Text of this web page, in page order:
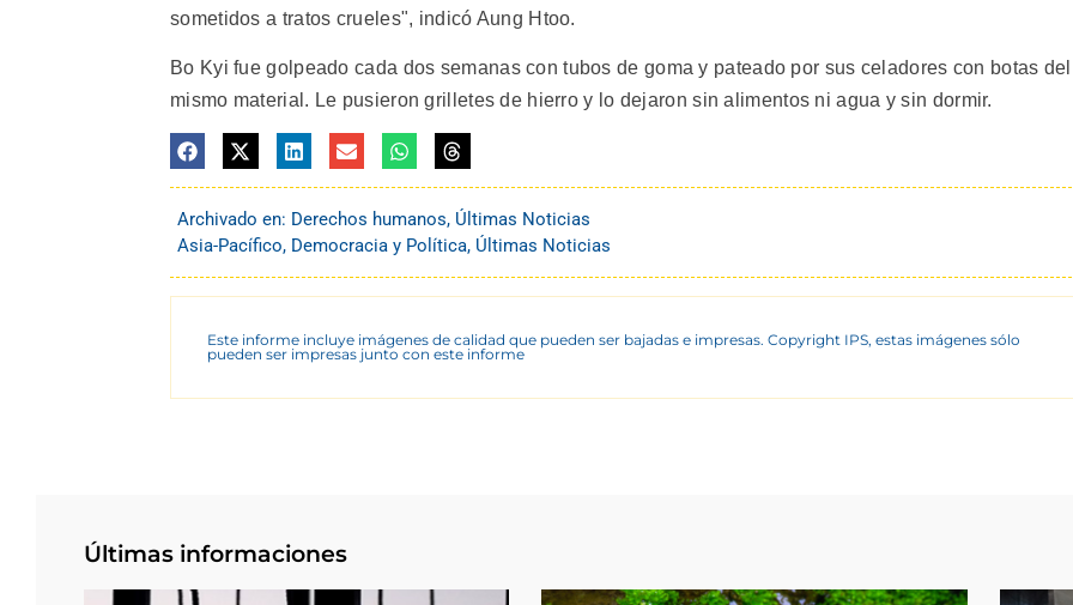
sometidos a tratos crueles", indicó Aung Htoo.
Bo Kyi fue golpeado cada dos semanas con tubos de goma y pateado por sus celadores con botas del
mismo material. Le pusieron grilletes de hierro y lo dejaron sin alimentos ni agua y sin dormir.
Archivado en: Derechos humanos, Últimas Noticias
Asia-Pacífico, Democracia y Política, Últimas Noticias
Este informe incluye imágenes de calidad que pueden ser bajadas e impresas. Copyright IPS, estas imágenes sólo
pueden ser impresas junto con este informe
Últimas informaciones